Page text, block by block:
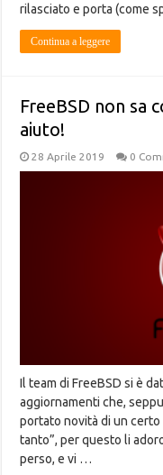
rilasciato e porta (come
Continua a leggere
FreeBSD non sa
aiuto!
28 Aprile 2019 0
Il team di FreeBSD si è
aggiornamenti che,
portato novità di un
tanto”, per questo li
perso, e vi …